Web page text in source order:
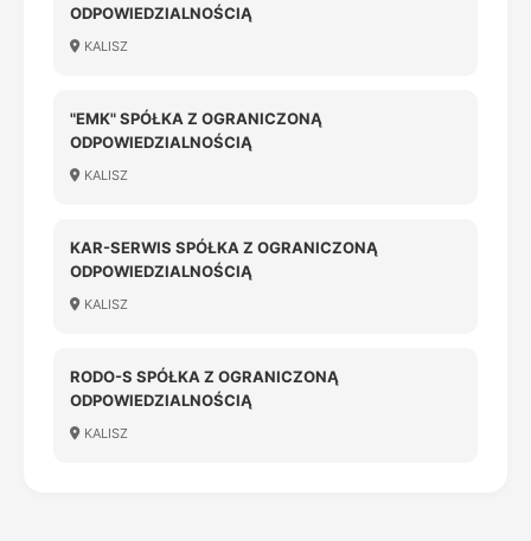
ODPOWIEDZIALNOŚCIĄ
KALISZ
"EMK" SPÓŁKA Z OGRANICZONĄ
ODPOWIEDZIALNOŚCIĄ
KALISZ
KAR-SERWIS SPÓŁKA Z OGRANICZONĄ
ODPOWIEDZIALNOŚCIĄ
KALISZ
RODO-S SPÓŁKA Z OGRANICZONĄ
ODPOWIEDZIALNOŚCIĄ
KALISZ